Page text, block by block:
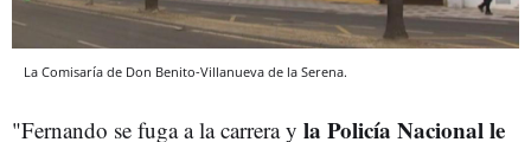
La Comisaría de Don Benito-Villanueva de la Serena.
"Fernando se fuga a la carrera y la Policía Nacional le